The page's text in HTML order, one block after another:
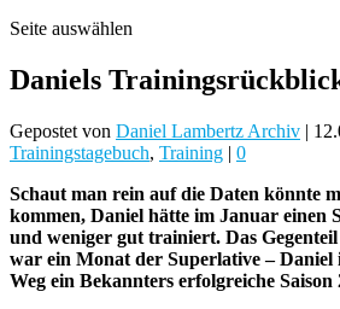
Seite auswählen
Daniels
Gepostet von Daniel Lambertz Archiv |
Trainingstagebuch, Training | 0
Schaut man rein auf die Daten könnte
kommen, Daniel hätte im Januar einen
und weniger gut trainiert. Das
war ein Monat der Superlative – Daniel
Weg ein Bekannters erfolgreiche Saison